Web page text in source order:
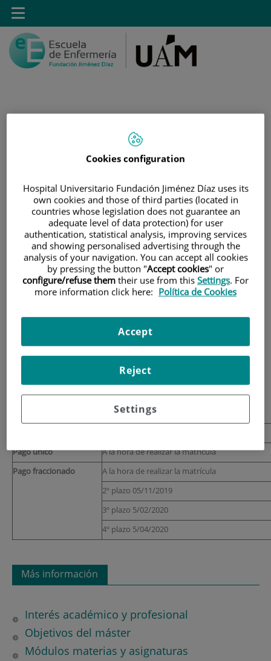
Saltar al contenido
Toggle
navigation
MÁSTER PROPIO POR LA UAM EN CUIDADOS
AVANZADOS DEL PACIENTE EN ANESTESIA,
REANIMACIÓN Y TRATAMIENTO DEL DOLOR
PRECIO
Precio
Posibilidad de pago fraccionado en cuatro
plazos.
Becas:supondrán el 10% de los alumnos matriculados.
La política de la Escuela es evitar las becas totales, de esa
manera más estudiantes podrán beneficiarse de ellas.
Pago único
A la hora de realizar la matrícula
Pago fraccionado
A la hora de realizar la matrícula
2º plazo 05/11/2019
3º plazo 5/02/2020
4º plazo 5/04/2020
Más información
Interés académico y profesional
Objetivos del máster
Módulos materias y asignaturas
Cookies configuration
Hospital Universitario Fundación Jiménez Díaz uses its
own cookies and those of third parties (located in
countries whose legislation does not guarantee an
adequate level of data protection) for user
authentication, statistical analysis, improving services
and showing personalised advertising through the
analysis of your navigation. You can accept all cookies
by pressing the button "Accept cookies" or
configure/refuse them their use from this Settings. For
more information click here: Política de Cookies
Settings
Reject
Accept